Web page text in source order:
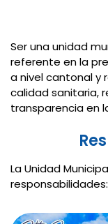
Ser una unidad
referente en la
a nivel cantonal y
calidad sanitaria,
transparencia en
La Unidad
responsabilidades: